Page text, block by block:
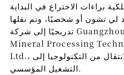
براءات الاختراع في البداية
لي تشون أو شخصيًا، وتم نقلها
تدريجيًا إلى شركة Guangzhou Yinou
Mineral Processing
Ltd.، مما أكمل الانتقال من التكنولوجيا إلى
التشغيل المؤسسي.